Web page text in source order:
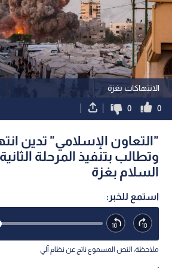
الانتهاكات بغزة
0
0
"التعاون الإسلامي" تدين
وتطالب بتنفيذ المرحلة
السلام بغزة
استمع للخبر:
ملاحظة: النص المسموع ناتج عن نظام آلي